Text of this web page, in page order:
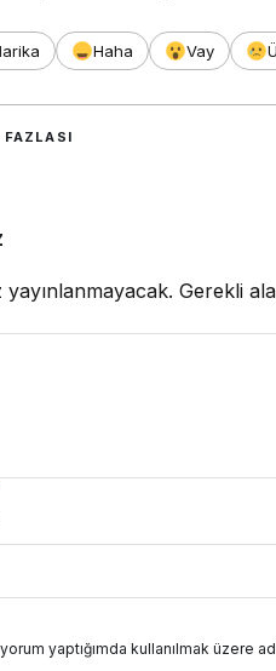
Haha Vay
FAZLASI
Gerekli
yaptığımda kullanılmak üzere